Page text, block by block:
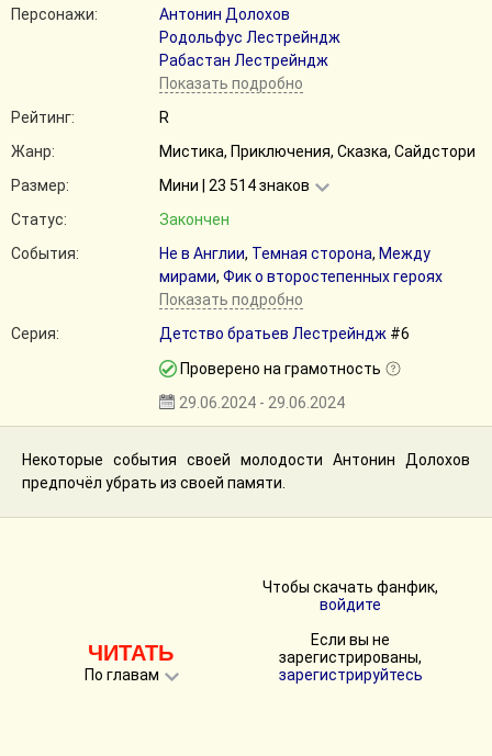
Персонажи:
Антонин Долохов
Родольфус Лестрейндж
Рабастан Лестрейндж
Показать подробно
Рейтинг:
R
Жанр:
Мистика, Приключения, Сказка, Сайдстори
Размер:
Мини | 23 514 знаков
Статус:
Закончен
События:
Не в Англии, Темная сторона, Между
мирами, Фик о второстепенных героях
Показать подробно
Серия:
Детство братьев Лестрейндж #6
Проверено на грамотность
29.06.2024 - 29.06.2024
Некоторые события своей молодости Антонин Долохов
предпочёл убрать из своей памяти.
ЧИТАТЬ
По главам
Чтобы скачать фанфик,
войдите
Если вы не
зарегистрированы,
зарегистрируйтесь